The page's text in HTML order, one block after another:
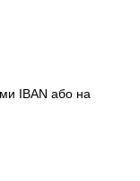
IBAN або на